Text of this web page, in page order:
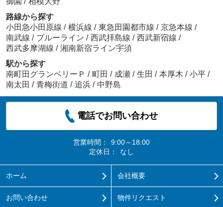
路線から探す
小田急小田原線 / 横浜線 / 東急田園都市線 / 京急本線 /
南武線 / ブルーライン / 西武拝島線 / 西武新宿線 /
西武多摩湖線 / 湘南新宿ライン宇須
駅から探す
南町田グランベリーＰ / 町田 / 成瀬 / 生田 / 本厚木 / 小平 /
南太田 / 青梅街道 / 追浜 / 中野島
電話でお問い合わせ
営業時間：
9:00～18:00
定休日：
なし
ホーム 会社概要
お問い合わせ 物件リクエスト